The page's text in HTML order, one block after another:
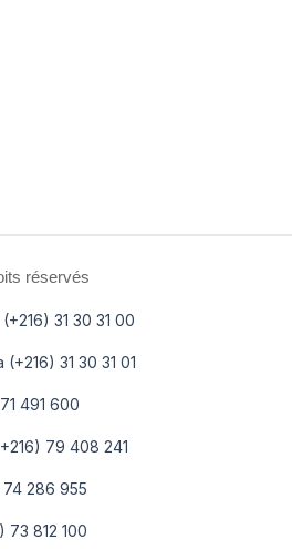
réservés
31 30 31 00
31 30 31 01
491 600
79 408 241
286 955
73 812 100